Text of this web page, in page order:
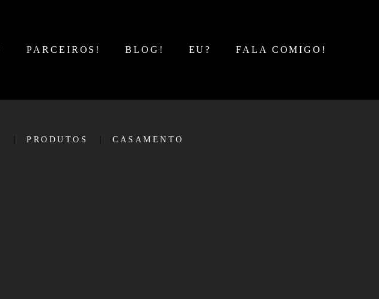
PARCEIROS! BLOG! EU? FALA COMIGO!
PRODUTOS CASAMENTO